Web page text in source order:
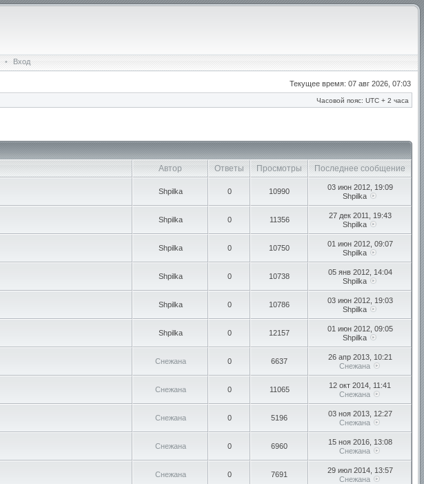
• Вход
Текущее время: 07 авг 2026, 07:03
Часовой пояс: UTC + 2 часа
Автор Ответы Просмотры
Последнее сообщение
Shpilka 0 10990
03 июн 2012, 19:09
Shpilka
Shpilka 0 11356
27 дек 2011, 19:43
Shpilka
Shpilka 0 10750
01 июн 2012, 09:07
Shpilka
Shpilka 0 10738
05 янв 2012, 14:04
Shpilka
Shpilka 0 10786
03 июн 2012, 19:03
Shpilka
Shpilka 0 12157
01 июн 2012, 09:05
Shpilka
Снежана 0 6637
26 апр 2013, 10:21
Снежана
Снежана 0 11065
12 окт 2014, 11:41
Снежана
Снежана 0 5196
03 ноя 2013, 12:27
Снежана
Снежана 0 6960
15 ноя 2016, 13:08
Снежана
Снежана 0 7691
29 июл 2014, 13:57
Снежана